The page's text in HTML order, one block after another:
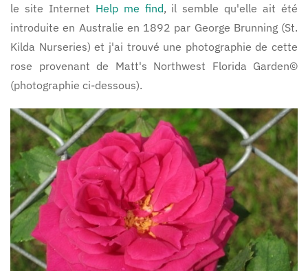
le site Internet Help me find, il semble qu'elle ait été
introduite en Australie en 1892 par George Brunning (St.
Kilda Nurseries) et j'ai trouvé une photographie de cette
rose provenant de Matt's Northwest Florida Garden©
(photographie ci-dessous).